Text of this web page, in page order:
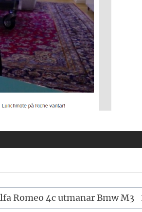
Romeo 4c utmanar Bmw M3